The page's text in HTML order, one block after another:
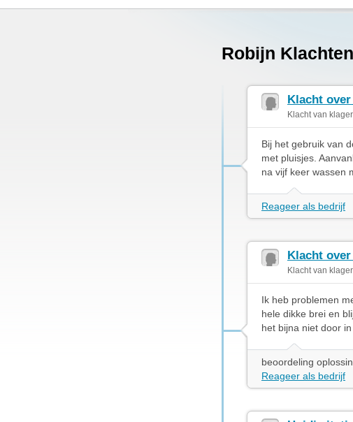
Robijn Klachten
Klacht
Klacht van
Bij het gebruik van
met pluisjes.
na vijf keer wassen
Reageer als bedrijf
Klacht
Klacht van
Ik heb problemen
hele dikke brei en
het bijna niet door
beoordeling
Reageer als bedrijf